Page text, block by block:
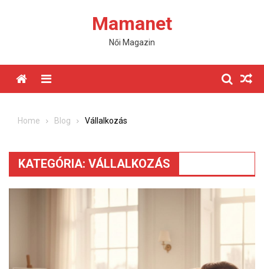
Mamanet
Női Magazin
Menu
Home Blog Vállalkozás
KATEGÓRIA: VÁLLALKOZÁS